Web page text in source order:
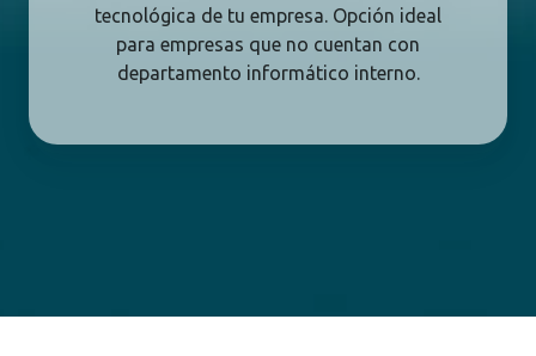
tecnológica de tu empresa. Opción ideal
para empresas que no cuentan con
departamento informático interno.